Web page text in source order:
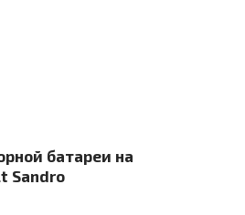
батареи на
Sandro